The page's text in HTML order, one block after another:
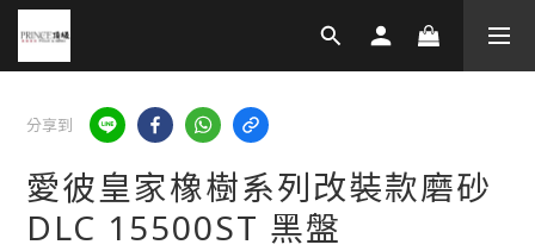
分享到
愛彼皇家橡樹系列改裝款磨砂
DLC 15500ST 黑盤